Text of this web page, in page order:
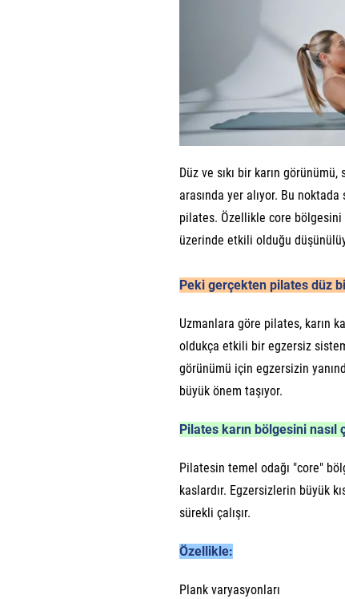
Düz ve sıkı bir karın
arasında yer alıyor. Bu
pilates. Özellikle core bölgesini
üzerinde etkili olduğu
Peki gerçekten pilates düz
Uzmanlara göre pilates, karın
oldukça etkili bir egzersiz
görünümü için egzersizin
büyük önem taşıyor.
Pilates karın bölgesini nasıl
Pilatesin temel odağı "core"
kaslardır. Egzersizlerin büyük
sürekli çalışır.
Özellikle:
Plank varyasyonları